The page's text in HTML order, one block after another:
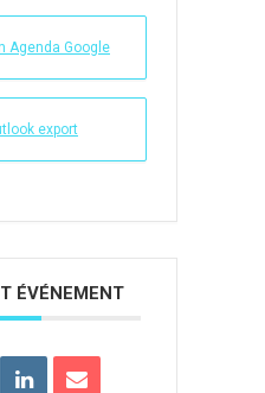
Agenda Google
export
ÉVÉNEMENT